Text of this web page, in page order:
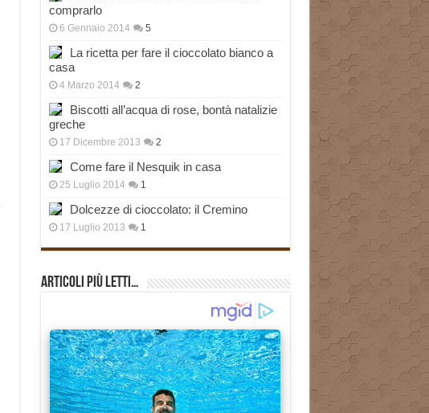
comprarlo
6 Gennaio 2014 5
La ricetta per fare il cioccolato bianco a
casa
4 Marzo 2014 2
Biscotti all’acqua di rose, bontà natalizie
greche
17 Dicembre 2013 2
Come fare il Nesquik in casa
25 Luglio 2014 1
Dolcezze di cioccolato: il Cremino
17 Luglio 2013 1
Articoli più Letti…